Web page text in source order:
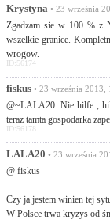
Krystyna • 23 września
Zgadzam sie w 100 % z
wszelkie granice.
wrogow.
ID:56174
fiskus • 23 września 2013,
@~LALA20: Nie hilfe ,
teraz tamta gospodarka
ID:56178
LALA20 • 23 września
@ fiskus
Czy ja jestem winien tej
W Polsce trwa kryzys od